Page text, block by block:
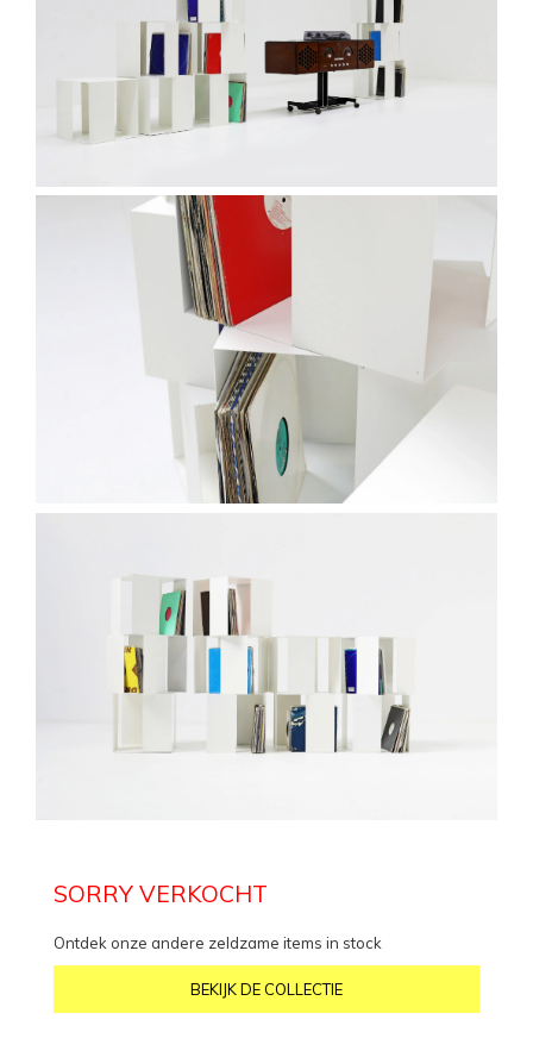
SORRY VERKOCHT
Ontdek onze andere zeldzame items in stock
BEKIJK DE COLLECTIE